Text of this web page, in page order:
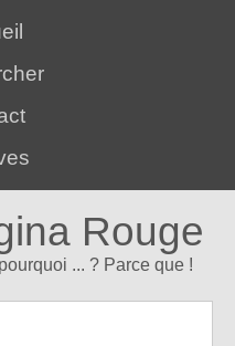
Rouge
... ? Parce que !